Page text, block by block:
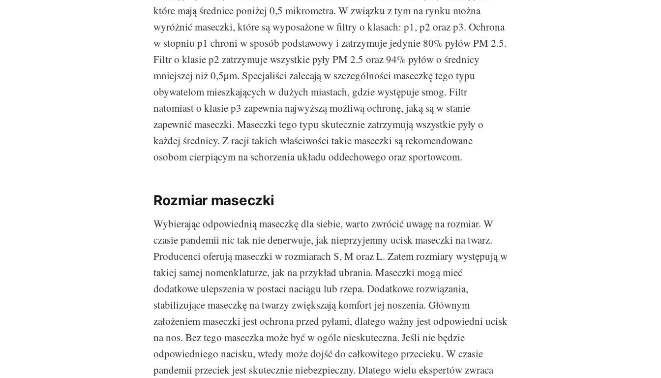
które mają średnice poniżej 0,5 mikrometra. W związku z tym na rynku można
wyróżnić maseczki, które są wyposażone w filtry o klasach: p1, p2 oraz p3. Ochrona
w stopniu p1 chroni w sposób podstawowy i zatrzymuje jedynie 80% pyłów PM 2.5.
Filtr o klasie p2 zatrzymuje wszystkie pyły PM 2.5 oraz 94% pyłów o średnicy
mniejszej niż 0,5µm. Specjaliści zalecają w szczególności maseczkę tego typu
obywatelom mieszkających w dużych miastach, gdzie występuje smog. Filtr
natomiast o klasie p3 zapewnia najwyższą możliwą ochronę, jaką są w stanie
zapewnić maseczki. Maseczki tego typu skutecznie zatrzymują wszystkie pyły o
każdej średnicy. Z racji takich właściwości takie maseczki są rekomendowane
osobom cierpiącym na schorzenia układu oddechowego oraz sportowcom.
Rozmiar maseczki
Wybierając odpowiednią maseczkę dla siebie, warto zwrócić uwagę na rozmiar. W
czasie pandemii nic tak nie denerwuje, jak nieprzyjemny ucisk maseczki na twarz.
Producenci oferują maseczki w rozmiarach S, M oraz L. Zatem rozmiary występują w
takiej samej nomenklaturze, jak na przykład ubrania. Maseczki mogą mieć
dodatkowe ulepszenia w postaci naciągu lub rzepa. Dodatkowe rozwiązania,
stabilizujące maseczkę na twarzy zwiększają komfort jej noszenia. Głównym
założeniem maseczki jest ochrona przed pyłami, dlatego ważny jest odpowiedni ucisk
na nos. Bez tego maseczka może być w ogóle nieskuteczna. Jeśli nie będzie
odpowiedniego nacisku, wtedy może dojść do całkowitego przecieku. W czasie
pandemii przeciek jest skutecznie niebezpieczny. Dlatego wielu ekspertów zwraca